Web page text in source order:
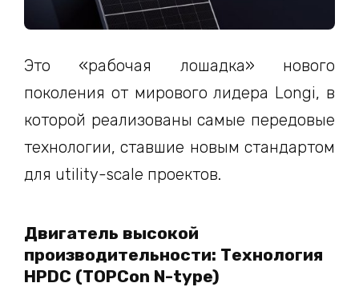
Это «рабочая лошадка» нового
поколения от мирового лидера Longi, в
которой реализованы самые передовые
технологии, ставшие новым стандартом
для utility-scale проектов.
Двигатель высокой
производительности: Технология
HPDC (TOPCon N-type)